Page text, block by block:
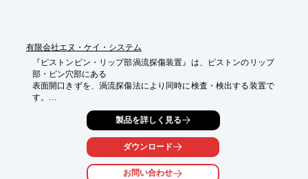
有限会社エヌ・ケイ・システム
『ピストンピン・リップ部渦流探傷装置』は、ピストンのリップ
部・ピン穴部にある
表面開口きずを、渦流探傷法により同時に検査・検出する装置で
す。
渦流検査は貴社指定の閾値に基いてOK/NG判定を行い、検査デー
コンピュータ内に自動保存されます。(拡張子：CSV)
検査結果がOKの場合、ピストンはOKワーク搬出コンベア上に排
製品を詳しく見る
ダウンロード
お問い合わせ